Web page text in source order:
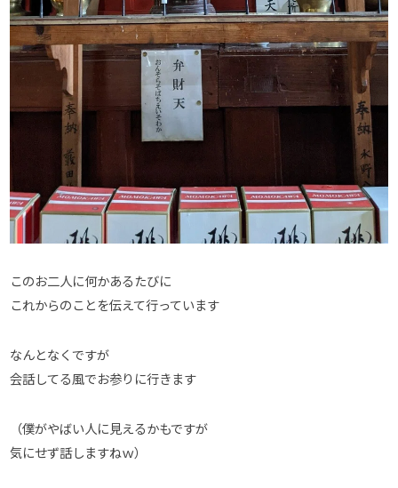
このお二人に何かあるたびに
これからのことを伝えて行っています
なんとなくですが
会話してる風でお参りに行きます
（僕がやばい人に見えるかもですが
気にせず話しますねｗ）